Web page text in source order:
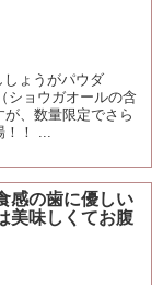
ょうがパウダ
ショウガオールの含
、数量限定でさら
！ ...
感の歯に優しい
美味しくてお腹